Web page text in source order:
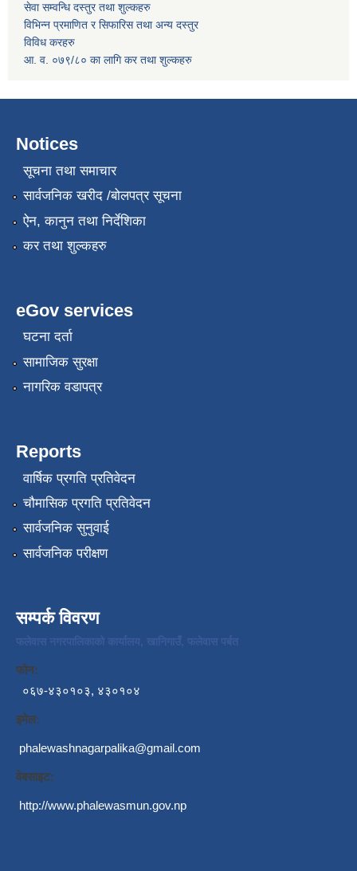
सेवा सम्वन्धि दस्तुर तथा शुल्कहरु
विभिन्न प्रमाणित र सिफारिस तथा अन्य दस्तुर
विविध करहरु
आ. व. ०७९/८० का लागि कर तथा शुल्कहरु
Notices
सूचना तथा समाचार
सार्वजनिक खरीद /बोलपत्र सूचना
ऐन, कानुन तथा निर्देशिका
कर तथा शुल्कहरु
eGov services
घटना दर्ता
सामाजिक सुरक्षा
नागरिक वडापत्र
Reports
वार्षिक प्रगति प्रतिवेदन
चौमासिक प्रगति प्रतिवेदन
सार्वजनिक सुनुवाई
सार्वजनिक परीक्षण
सम्पर्क विवरण
फलेवास नगरपालिकाको कार्यालय, खानिगाउँ, फलेवास पर्बत
फोन:
०६७-४३०१०३, ४३०१०४
इमेल:
phalewashnagarpalika@gmail.com
वेबसाइट:
http://www.phalewasmun.gov.np